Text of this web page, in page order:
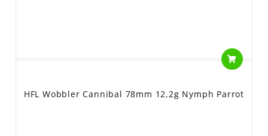
HFL Wobbler Cannibal 78mm 12,2g Nymph Parrot